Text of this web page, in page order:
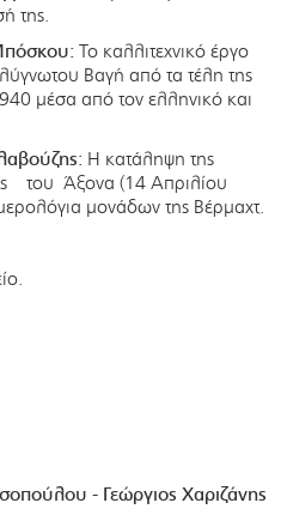
της.
Το καλλιτεχνικό έργο
Βαγή από τα τέλη της
μέσα από τον ελληνικό και
Η κατάληψη της
του Άξονα (14 Απριλίου
μονάδων της Βέρμαχτ.
σοπούλου - Γεώργιος Χαριζάνης